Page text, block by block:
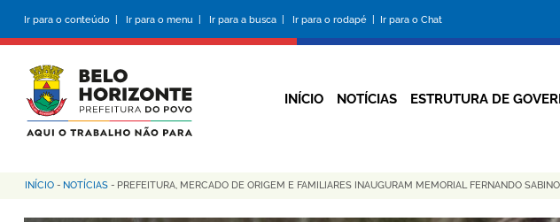
conteúdo
principal
Ir para o conteúdo | Ir para o menu | Ir para a busca | Ir para o rodapé | Ir para o Chat
da
INÍCIO NOTÍCIAS ESTRUTURA DE
Trilha
INÍCIO - NOTÍCIAS - PREFEITURA, MERCADO DE ORIGEM E FAMILIARES INAUGURAM MEMORIAL FERNANDO SABINO